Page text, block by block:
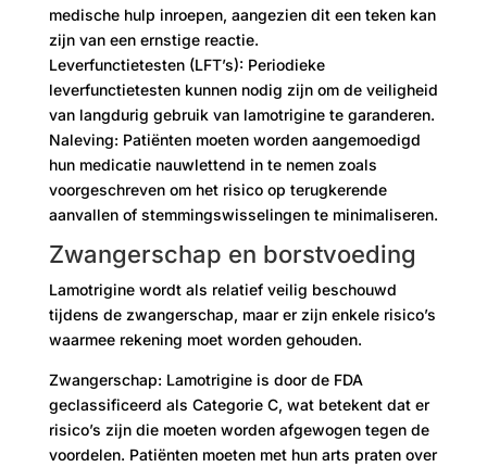
medische hulp inroepen, aangezien dit een teken kan
zijn van een ernstige reactie.
Leverfunctietesten (LFT’s): Periodieke
leverfunctietesten kunnen nodig zijn om de veiligheid
van langdurig gebruik van lamotrigine te garanderen.
Naleving: Patiënten moeten worden aangemoedigd
hun medicatie nauwlettend in te nemen zoals
voorgeschreven om het risico op terugkerende
aanvallen of stemmingswisselingen te minimaliseren.
Zwangerschap en borstvoeding
Lamotrigine wordt als relatief veilig beschouwd
tijdens de zwangerschap, maar er zijn enkele risico’s
waarmee rekening moet worden gehouden.
Zwangerschap: Lamotrigine is door de FDA
geclassificeerd als Categorie C, wat betekent dat er
risico’s zijn die moeten worden afgewogen tegen de
voordelen. Patiënten moeten met hun arts praten over